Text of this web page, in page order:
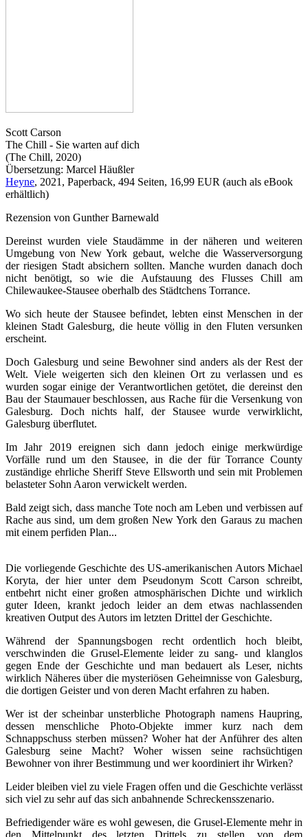
Scott Carson
The Chill - Sie warten auf dich
(The Chill, 2020)
Übersetzung: Marcel Häußler
Heyne, 2021, Paperback, 494 Seiten, 16,99 EUR (auch als eBook
erhältlich)
Rezension von Gunther Barnewald
Dereinst wurden viele Staudämme in der näheren und weiteren
Umgebung von New York gebaut, welche die Wasserversorgung
der riesigen Stadt absichern sollten. Manche wurden danach doch
nicht benötigt, so wie die Aufstauung des Flusses Chill am
Chilewaukee-Stausee oberhalb des Städtchens Torrance.
Wo sich heute der Stausee befindet, lebten einst Menschen in der
kleinen Stadt Galesburg, die heute völlig in den Fluten versunken
erscheint.
Doch Galesburg und seine Bewohner sind anders als der Rest der
Welt. Viele weigerten sich den kleinen Ort zu verlassen und es
wurden sogar einige der Verantwortlichen getötet, die dereinst den
Bau der Staumauer beschlossen, aus Rache für die Versenkung von
Galesburg. Doch nichts half, der Stausee wurde verwirklicht,
Galesburg überflutet.
Im Jahr 2019 ereignen sich dann jedoch einige merkwürdige
Vorfälle rund um den Stausee, in die der für Torrance County
zuständige ehrliche Sheriff Steve Ellsworth und sein mit Problemen
belasteter Sohn Aaron verwickelt werden.
Bald zeigt sich, dass manche Tote noch am Leben und verbissen auf
Rache aus sind, um dem großen New York den Garaus zu machen
mit einem perfiden Plan...
Die vorliegende Geschichte des US-amerikanischen Autors Michael
Koryta, der hier unter dem Pseudonym Scott Carson schreibt,
entbehrt nicht einer großen atmosphärischen Dichte und wirklich
guter Ideen, krankt jedoch leider an dem etwas nachlassenden
kreativen Output des Autors im letzten Drittel der Geschichte.
Während der Spannungsbogen recht ordentlich hoch bleibt,
verschwinden die Grusel-Elemente leider zu sang- und klanglos
gegen Ende der Geschichte und man bedauert als Leser, nichts
wirklich Näheres über die mysteriösen Geheimnisse von Galesburg,
die dortigen Geister und von deren Macht erfahren zu haben.
Wer ist der scheinbar unsterbliche Photograph namens Haupring,
dessen menschliche Photo-Objekte immer kurz nach dem
Schnappschuss sterben müssen? Woher hat der Anführer des alten
Galesburg seine Macht? Woher wissen seine rachsüchtigen
Bewohner von ihrer Bestimmung und wer koordiniert ihr Wirken?
Leider bleiben viel zu viele Fragen offen und die Geschichte verlässt
sich viel zu sehr auf das sich anbahnende Schreckensszenario.
Befriedigender wäre es wohl gewesen, die Grusel-Elemente mehr in
den Mittelpunkt des letzten Drittels zu stellen, von dem